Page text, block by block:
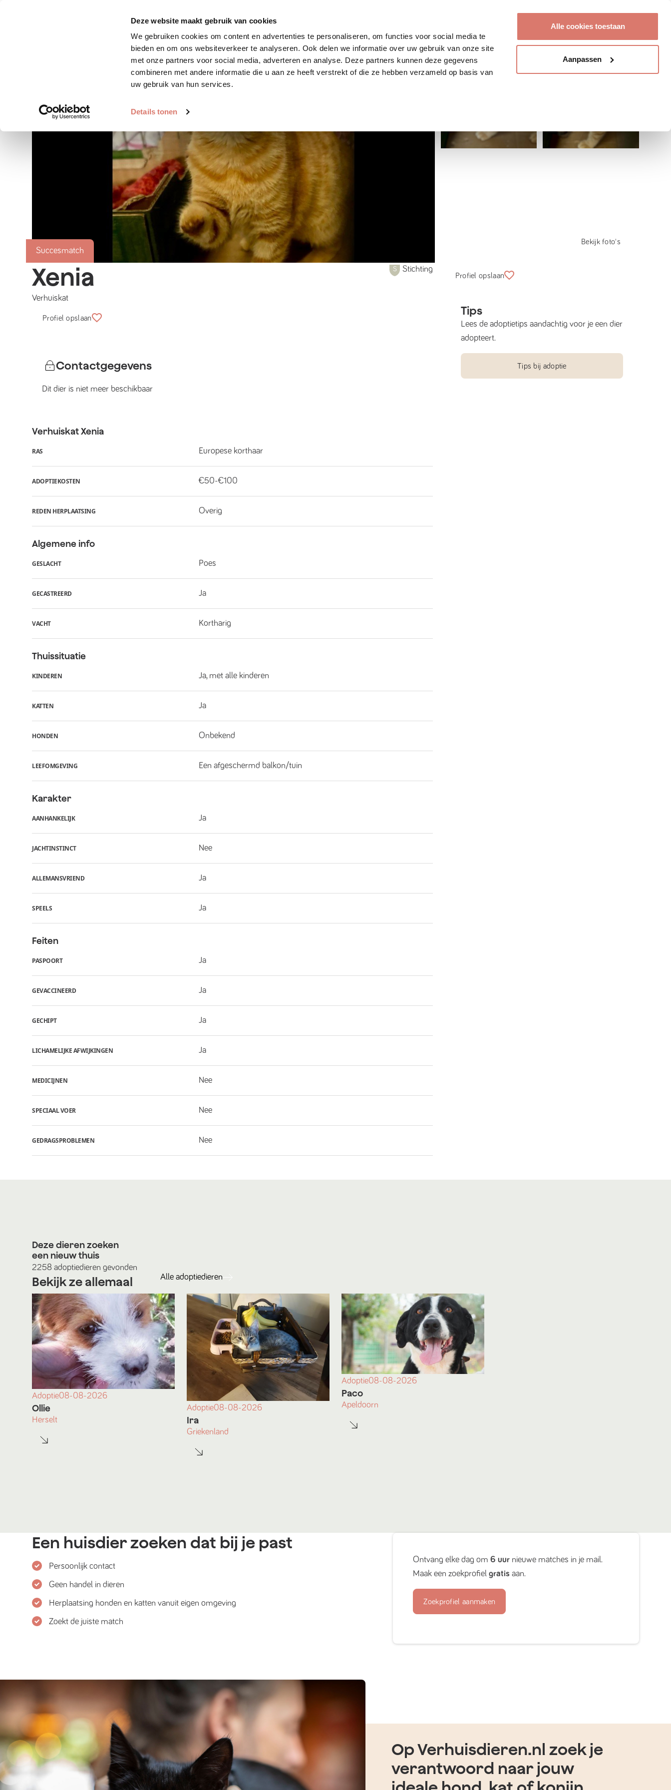
Deze website maakt gebruik van cookies
We gebruiken cookies om content en advertenties te personaliseren, om functies voor social media te
bieden en om ons websiteverkeer te analyseren. Ook delen we informatie over uw gebruik van onze site
met onze partners voor social media, adverteren en analyse. Deze partners kunnen deze gegevens
combineren met andere informatie die u aan ze heeft verstrekt of die ze hebben verzameld op basis van
uw gebruik van hun services.
Details tonen
Alle cookies toestaan
Aanpassen
Zoek huisdier Plaats huisdier Hoe werkt het?
Succesmatch
Bekijk foto's
Xenia
Verhuiskat
Stichting
Profiel opslaan
Contactgegevens
Dit dier is niet meer beschikbaar
VerhuiskatXenia
RAS Europese korthaar
ADOPTIEKOSTEN €50-€100
REDEN HERPLAATSING Overig
Algemene info
GESLACHT Poes
GECASTREERD Ja
VACHT Kortharig
Thuissituatie
KINDEREN Ja, met alle kinderen
KATTEN Ja
HONDEN Onbekend
LEEFOMGEVING Een afgeschermd balkon/tuin
Karakter
AANHANKELIJK Ja
JACHTINSTINCT Nee
ALLEMANSVRIEND Ja
SPEELS Ja
Feiten
PASPOORT Ja
GEVACCINEERD Ja
GECHIPT Ja
LICHAMELIJKE AFWIJKINGEN Ja
MEDICIJNEN Nee
SPECIAAL VOER Nee
GEDRAGSPROBLEMEN Nee
Profiel opslaan
Tips
Lees de adoptietips aandachtig voor je een dier
adopteert.
Tips bij adoptie
Deze dieren zoeken
een nieuw thuis
2258 adoptiedieren gevonden
Bekijk ze allemaal Alle adoptiedieren
Adoptie08-08-2026
Ollie
Herselt
Adoptie08-08-2026
Ira
Griekenland
Adoptie08-08-2026
Paco
Apeldoorn
Een huisdier zoeken dat bij je past
Persoonlijk contact
Geen handel in dieren
Herplaatsing honden en katten vanuit eigen omgeving
Zoekt de juiste match
Ontvang elke dag om6 uur nieuwe matches in je mail.
Maak een zoekprofielgratis aan.
Zoekprofiel aanmaken
Op Verhuisdieren.nl zoek je
verantwoord naar jouw